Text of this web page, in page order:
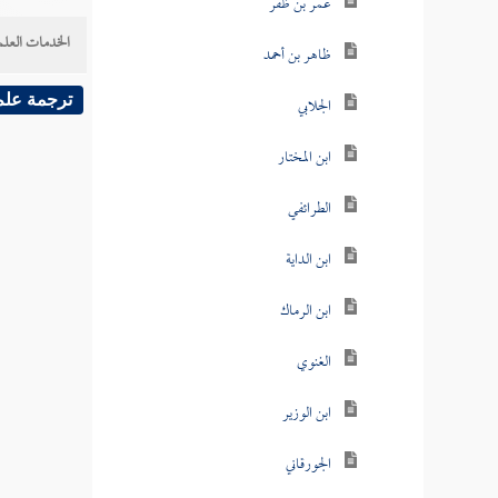
ظاهر بن أحمد
الجلابي
ابن المختار
الطرائفي
ابن الداية
ابن الرماك
الغنوي
ابن الوزير
الجورقاني
الخدمات
ترجمة